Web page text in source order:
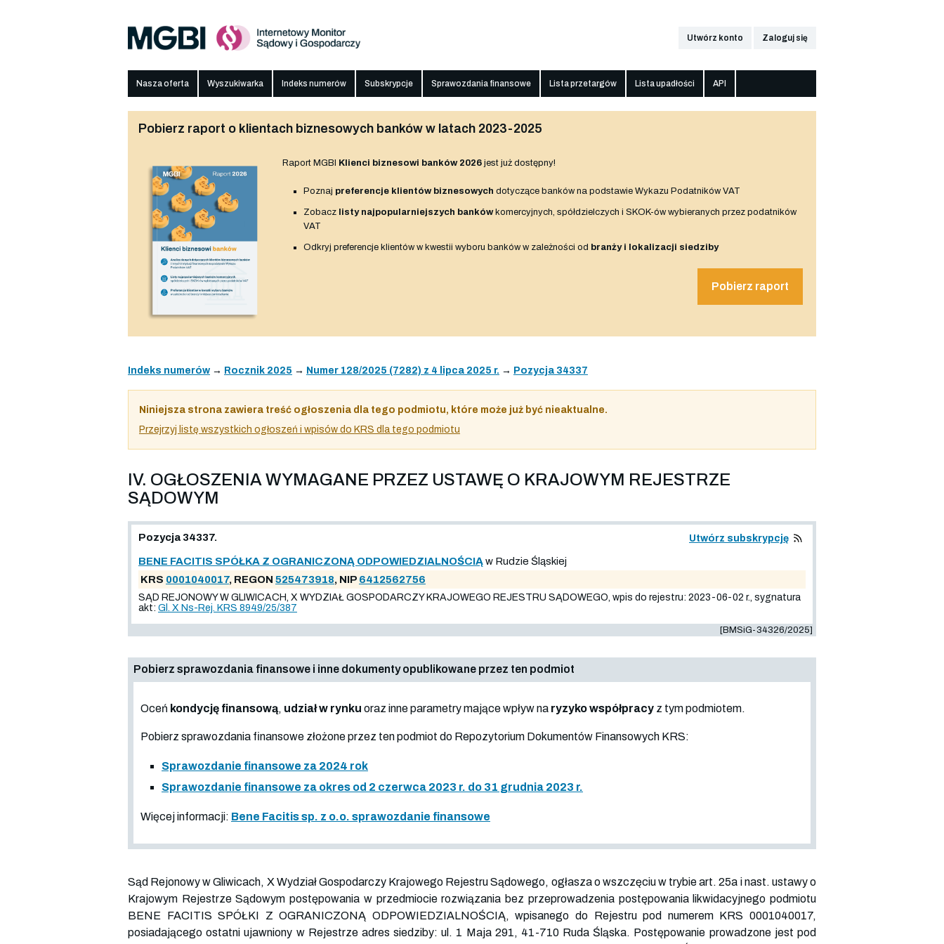
Utwórz konto Zaloguj się
Nasza oferta Wyszukiwarka Indeks numerów Subskrypcje Sprawozdania finansowe Lista przetargów Lista upadłości API
Pobierz raport o klientach biznesowych banków w latach 2023-2025
Raport MGBI Klienci biznesowi banków 2026 jest już dostępny!
Poznaj preferencje klientów biznesowych dotyczące banków na podstawie Wykazu Podatników VAT
Zobacz listy najpopularniejszych bankówkomercyjnych, spółdzielczych i SKOK-ów wybieranych przez podatników
VAT
Odkryj preferencje klientów w kwestii wyboru banków w zależności od branży i lokalizacji siedziby
Pobierz raport
Indeks numerów → Rocznik 2025 → Numer 128/2025 (7282) z 4 lipca 2025 r. → Pozycja 34337
Niniejsza strona zawiera treść ogłoszenia dla tego podmiotu, które może już być nieaktualne.
Przejrzyj listę wszystkich ogłoszeń i wpisów do KRS dla tego podmiotu
IV. OGŁOSZENIA WYMAGANE PRZEZ USTAWĘ O KRAJOWYM REJESTRZE
SĄDOWYM
Pozycja 34337. Utwórz subskrypcję
BENE FACITIS SPÓŁKA Z OGRANICZONĄ ODPOWIEDZIALNOŚCIĄw Rudzie Śląskiej
KRS 0001040017, REGON 525473918, NIP 6412562756
SĄD REJONOWY W GLIWICACH, X WYDZIAŁ GOSPODARCZY KRAJOWEGO REJESTRU SĄDOWEGO, wpis do rejestru: 2023-06-02 r., sygnatura
akt: Gl. X Ns-Rej. KRS 8949/25/387
[BMSiG-34326/2025]
Pobierz sprawozdania finansowe i inne dokumenty opublikowane przez ten podmiot
Oceń kondycję finansową, udział w rynku oraz inne parametry mające wpływ na ryzyko współpracy z tym podmiotem.
Pobierz sprawozdania finansowe złożone przez ten podmiot do Repozytorium Dokumentów Finansowych KRS:
Sprawozdanie finansowe za 2024 rok
Sprawozdanie finansowe za okres od 2 czerwca 2023 r. do 31 grudnia 2023 r.
Więcej informacji: Bene Facitis sp. z o.o. sprawozdanie finansowe
Sąd Rejonowy w Gliwicach, X Wydział Gospodarczy Krajowego Rejestru Sądowego, ogłasza o wszczęciu w trybie art. 25a i nast. ustawy o
Krajowym Rejestrze Sądowym postępowania w przedmiocie rozwiązania bez przeprowadzenia postępowania likwidacyjnego podmiotu
BENE FACITIS SPÓŁKI Z OGRANICZONĄ ODPOWIEDZIALNOŚCIĄ, wpisanego do Rejestru pod numerem KRS 0001040017,
posiadającego ostatni ujawniony w Rejestrze adres siedziby: ul. 1 Maja 291, 41-710 Ruda Śląska. Postępowanie prowadzone jest pod